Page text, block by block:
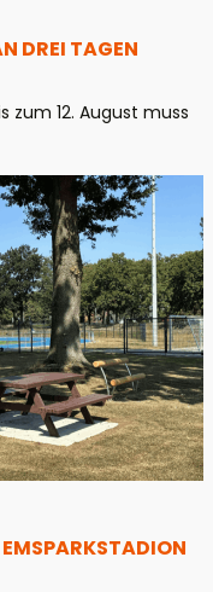
DREI TAGEN
zum 12. August muss